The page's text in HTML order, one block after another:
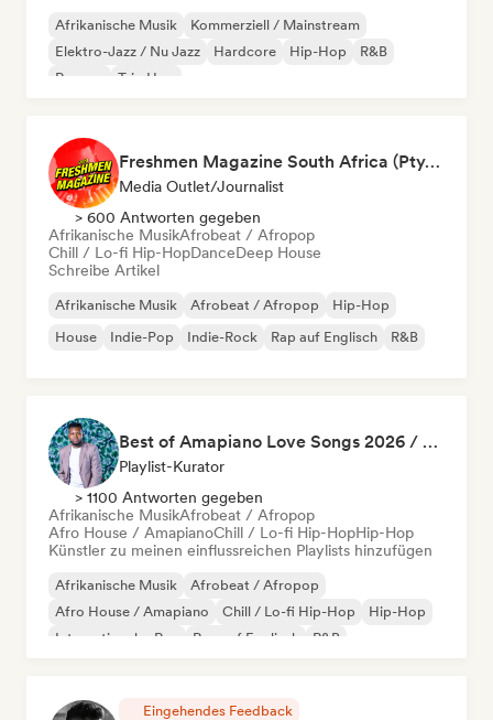
Afrikanische Musik
Kommerziell / Mainstream
Elektro-Jazz / Nu Jazz
Hardcore Hip-Hop
R&B
Reggae
Trip Hop
Freshmen Magazine South Africa (Pty) Ltd
Media Outlet/Journalist
> 600 Antworten gegeben
Afrikanische MusikAfrobeat / Afropop
Chill / Lo-fi Hip-HopDanceDeep House
Schreibe Artikel
Afrikanische Musik Afrobeat / Afropop
Hip-Hop
House
Indie-Pop Indie-Rock Rap auf Englisch R&B
Best of Amapiano Love Songs 2026 / SA HipHop 2026 / Best of Afro Soul
Playlist-Kurator
> 1100 Antworten gegeben
Afrikanische MusikAfrobeat / Afropop
Afro House / AmapianoChill / Lo-fi Hip-HopHip-Hop
Künstler zu meinen einflussreichen Playlists hinzufügen
Afrikanische Musik
Afrobeat / Afropop
Afro House / Amapiano
Chill / Lo-fi Hip-Hop
Hip-Hop
Internationaler Rap
Rap auf Englisch R&B
Eingehendes Feedback